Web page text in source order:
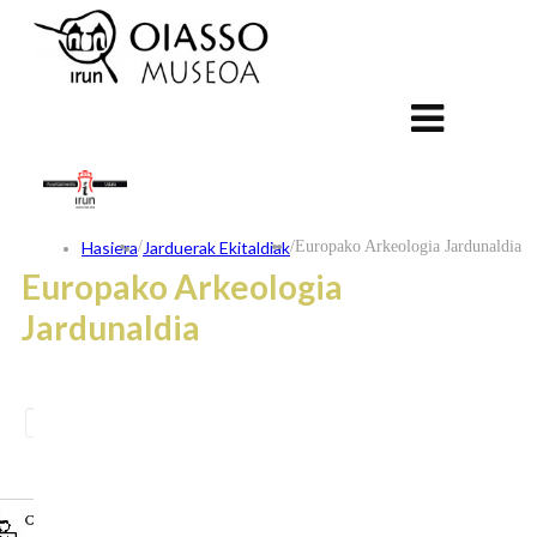
Hasiera/Jarduerak Ekitaldiak/Europako Arkeologia Jardunaldia
Europako Arkeologia
Jardunaldia